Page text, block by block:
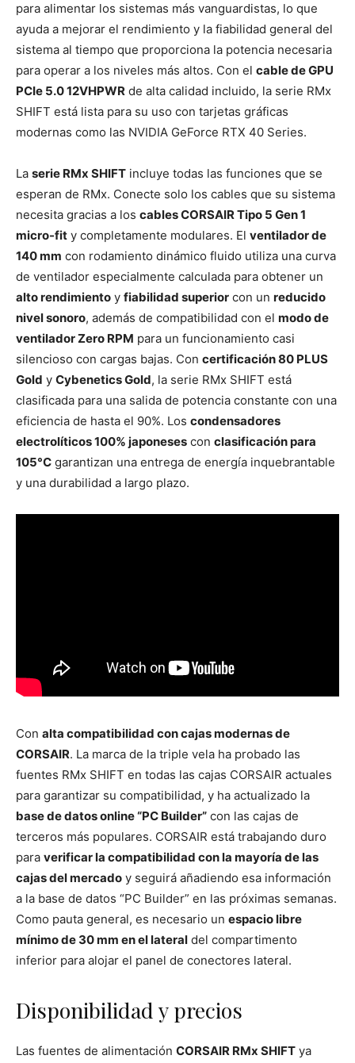
para alimentar los sistemas más vanguardistas, lo que
ayuda a mejorar el rendimiento y la fiabilidad general del
sistema al tiempo que proporciona la potencia necesaria
para operar a los niveles más altos. Con el cable de GPU
PCIe 5.0 12VHPWR de alta calidad incluido, la serie RMx
SHIFT está lista para su uso con tarjetas gráficas
modernas como las NVIDIA GeForce RTX 40 Series.
La serie RMx SHIFT incluye todas las funciones que se
esperan de RMx. Conecte solo los cables que su sistema
necesita gracias a los cables CORSAIR Tipo 5 Gen 1
micro-fit y completamente modulares. El ventilador de
140 mm con rodamiento dinámico fluido utiliza una curva
de ventilador especialmente calculada para obtener un
alto rendimiento y fiabilidad superior con un reducido
nivel sonoro, además de compatibilidad con el modo de
ventilador Zero RPM para un funcionamiento casi
silencioso con cargas bajas. Con certificación 80 PLUS
Gold y Cybenetics Gold, la serie RMx SHIFT está
clasificada para una salida de potencia constante con una
eficiencia de hasta el 90%. Los condensadores
electrolíticos 100% japoneses con clasificación para
105°C garantizan una entrega de energía inquebrantable
y una durabilidad a largo plazo.
Con alta compatibilidad con cajas modernas de
CORSAIR. La marca de la triple vela ha probado las
fuentes RMx SHIFT en todas las cajas CORSAIR actuales
para garantizar su compatibilidad, y ha actualizado la
base de datos online “PC Builder” con las cajas de
terceros más populares. CORSAIR está trabajando duro
para verificar la compatibilidad con la mayoría de las
cajas del mercado y seguirá añadiendo esa información
a la base de datos “PC Builder” en las próximas semanas.
Como pauta general, es necesario un espacio libre
mínimo de 30 mm en el lateral del compartimento
inferior para alojar el panel de conectores lateral.
Disponibilidad y precios
Las fuentes de alimentación CORSAIR RMx SHIFT ya